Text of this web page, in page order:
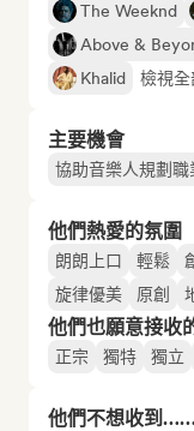
The Weeknd
Above &
Khalid
檢視全
主要機會
協助音樂人規劃職
他們熱愛的氛圍
朗朗上口 輕鬆
旋律優美
原創
他們也願意接收
正宗 獨特 獨立
他們不想收到……